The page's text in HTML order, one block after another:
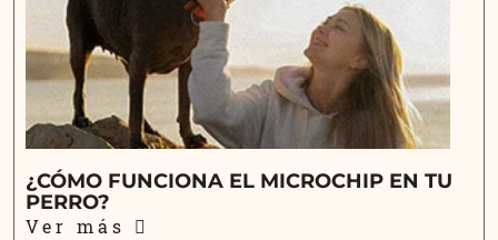
¿CÓMO FUNCIONA EL MICROCHIP EN TU
PERRO?
Ver más